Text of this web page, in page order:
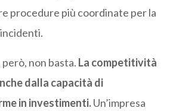
procedure più coordinate per la
non basta. La competitività
dalla capacità di
in investimenti.Un’impresa